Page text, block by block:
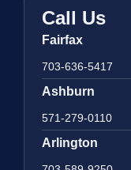
Call Us
Fairfax
703-636-5417
Ashburn
571-279-0110
Arlington